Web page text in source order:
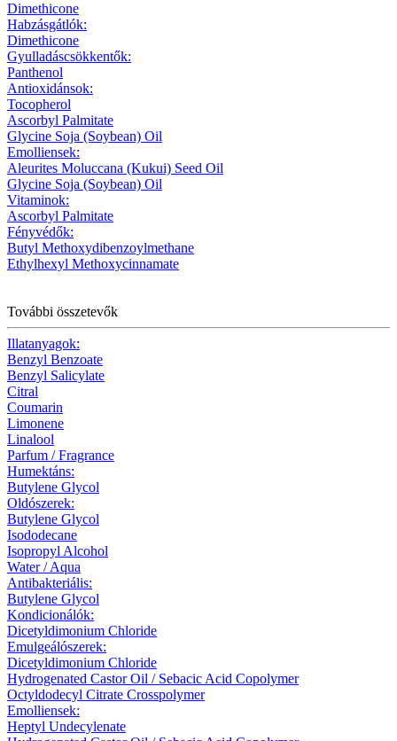
Dimethicone
Habzásgátlók:
Dimethicone
Gyulladáscsökkentők:
Panthenol
Antioxidánsok:
Tocopherol
Ascorbyl Palmitate
Glycine Soja (Soybean) Oil
Emolliensek:
Aleurites Moluccana (Kukui) Seed Oil
Glycine Soja (Soybean) Oil
Vitaminok:
Ascorbyl Palmitate
Fényvédők:
Butyl Methoxydibenzoylmethane
Ethylhexyl Methoxycinnamate
További összetevők
Illatanyagok:
Benzyl Benzoate
Benzyl Salicylate
Citral
Coumarin
Limonene
Linalool
Parfum / Fragrance
Humektáns:
Butylene Glycol
Oldószerek:
Butylene Glycol
Isododecane
Isopropyl Alcohol
Water / Aqua
Antibakteriális:
Butylene Glycol
Kondicionálók:
Dicetyldimonium Chloride
Emulgeálószerek:
Dicetyldimonium Chloride
Hydrogenated Castor Oil / Sebacic Acid Copolymer
Octyldodecyl Citrate Crosspolymer
Emolliensek:
Heptyl Undecylenate